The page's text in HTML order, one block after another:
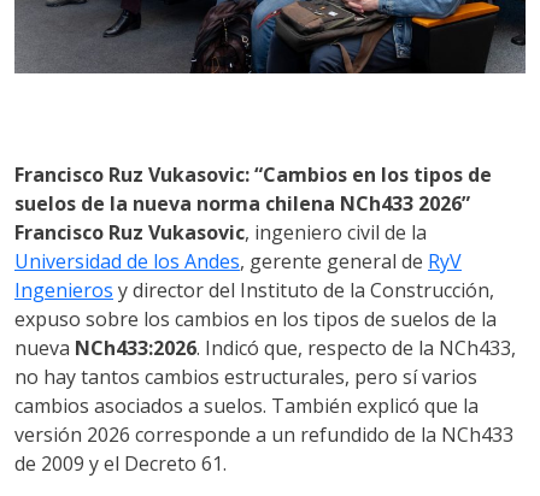
Francisco Ruz Vukasovic: “Cambios en los tipos de
suelos de la nueva norma chilena NCh433 2026”
Francisco Ruz Vukasovic, ingeniero civil de la
Universidad de los Andes, gerente general de RyV
Ingenieros y director del Instituto de la Construcción,
expuso sobre los cambios en los tipos de suelos de la
nueva NCh433:2026. Indicó que, respecto de la NCh433,
no hay tantos cambios estructurales, pero sí varios
cambios asociados a suelos. También explicó que la
versión 2026 corresponde a un refundido de la NCh433
de 2009 y el Decreto 61.